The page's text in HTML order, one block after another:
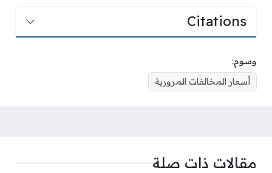
Citations
وسوم:
أسعار المخالفات المرورية
مقالات ذات صلة